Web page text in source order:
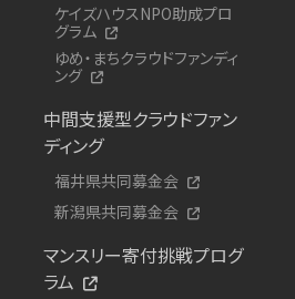
ケイズハウスNPO助成プロ
グラム
ゆめ・まちクラウドファンディ
ング
中間支援型クラウドファン
ディング
福井県共同募金会
新潟県共同募金会
マンスリー寄付挑戦プログ
ラム